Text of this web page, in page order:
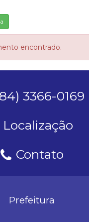
encontrado.
3366-0169
Localização
Contato
Prefeitura